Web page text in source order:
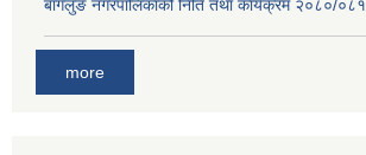
बागलुङ नगरपालिकाको निति तथा कार्यक्रम २०८०/०८१
more